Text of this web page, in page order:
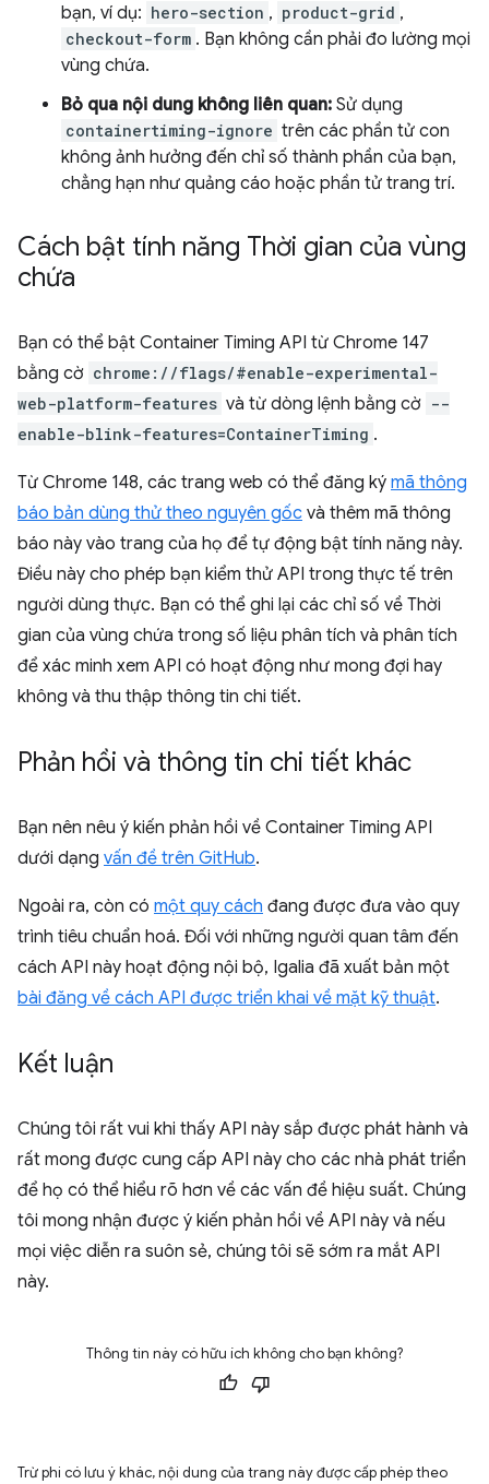
bạn, ví dụ: hero-section , product-grid ,
checkout-form . Bạn không cần phải đo lường mọi
vùng chứa.
Bỏ qua nội dung không liên quan: Sử dụng
containertiming-ignore trên các phần tử con
không ảnh hưởng đến chỉ số thành phần của bạn,
chẳng hạn như quảng cáo hoặc phần tử trang trí.
Cách bật tính năng Thời gian của vùng
chứa
Bạn có thể bật Container Timing API từ Chrome 147
bằng cờ chrome://flags/#enable-experimental-
web-platform-features và từ dòng lệnh bằng cờ --
enable-blink-features=ContainerTiming .
Từ Chrome 148, các trang web có thể đăng ký mã thông
báo bản dùng thử theo nguyên gốc và thêm mã thông
báo này vào trang của họ để tự động bật tính năng này.
Điều này cho phép bạn kiểm thử API trong thực tế trên
người dùng thực. Bạn có thể ghi lại các chỉ số về Thời
gian của vùng chứa trong số liệu phân tích và phân tích
để xác minh xem API có hoạt động như mong đợi hay
không và thu thập thông tin chi tiết.
Phản hồi và thông tin chi tiết khác
Bạn nên nêu ý kiến phản hồi về Container Timing API
dưới dạng vấn đề trên GitHub.
Ngoài ra, còn có một quy cách đang được đưa vào quy
trình tiêu chuẩn hoá. Đối với những người quan tâm đến
cách API này hoạt động nội bộ, Igalia đã xuất bản một
bài đăng về cách API được triển khai về mặt kỹ thuật.
Kết luận
Chúng tôi rất vui khi thấy API này sắp được phát hành và
rất mong được cung cấp API này cho các nhà phát triển
để họ có thể hiểu rõ hơn về các vấn đề hiệu suất. Chúng
tôi mong nhận được ý kiến phản hồi về API này và nếu
mọi việc diễn ra suôn sẻ, chúng tôi sẽ sớm ra mắt API
này.
Thông tin này có hữu ích không cho bạn không?
Trừ phi có lưu ý khác, nội dung của trang này được cấp phép theo